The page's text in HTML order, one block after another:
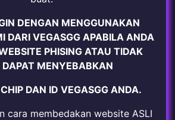
DENGAN MENGGUNAKAN
DARI VEGASGG APABILA ANDA
PHISING ATAU TIDAK
DAPAT MENYEBABKAN
DAN ID VEGASGG ANDA.
cara membedakan website ASLI